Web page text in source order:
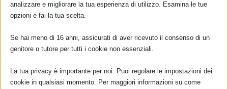
FARMACI IN ALLATTAMENTO E
GRAVIDANZA
analizzare e migliorare la tua esperienza di utilizzo. Esamina le tue
opzioni e fai la tua scelta.
Se hai meno di 16 anni, assicurati di aver ricevuto il consenso di un
genitore o tutore per tutti i cookie non essenziali.
La tua privacy è importante per noi. Puoi regolare le impostazioni dei
cookie in qualsiasi momento. Per maggiori informazioni su come